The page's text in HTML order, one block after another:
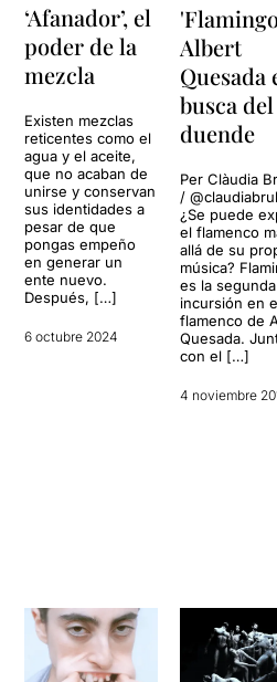
‘Afanador’, el
poder de la
mezcla
Existen mezclas
reticentes como el
agua y el aceite,
que no acaban de
unirse y conservan
sus identidades a
pesar de que
pongas empeño
en generar un
ente nuevo.
Después, […]
6 octubre 2024
Albert
Quesada
busca del
duende
Per Clàudia
/
¿Se puede
el flamenco
allá de su
música?
es la segunda
incursión en
flamenco de
Quesada.
con el […]
4 noviembre